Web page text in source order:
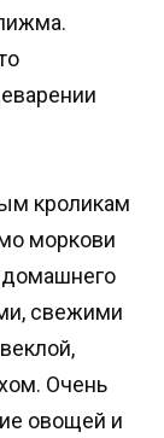
кроликам
моркови
домашнего
свежими
Очень
овощей и